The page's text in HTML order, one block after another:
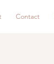
Contact